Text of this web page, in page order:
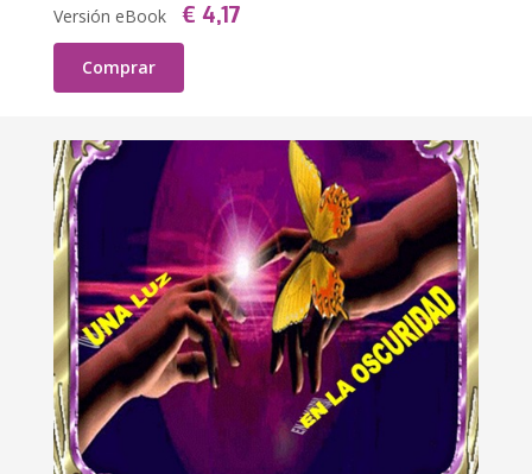
Versión eBook € 4,17
Comprar